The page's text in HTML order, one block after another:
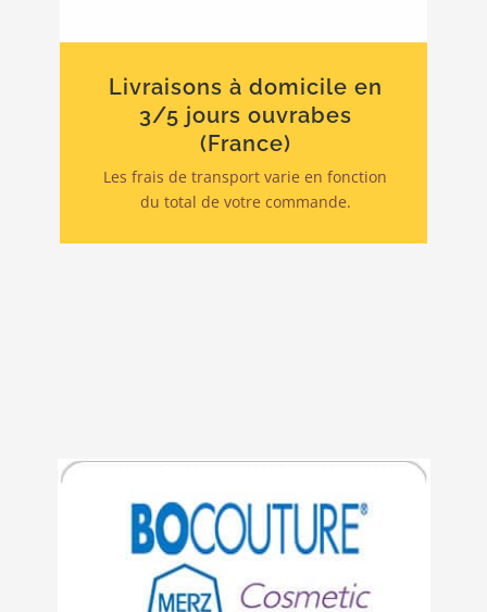
Livraisons à domicile en
3/5 jours ouvrabes
(France)
Les frais de transport varie en fonction
du total de votre commande.
Livraison rapide et fiable!
Bocouture
est indiqué dans la correction